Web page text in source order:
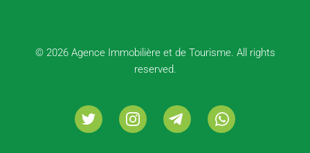
© 2026 Agence Immobilière et de Tourisme. All rights
reserved.